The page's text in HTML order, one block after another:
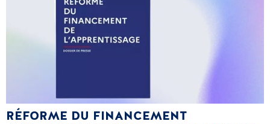
RÉFORME DU FINANCEMENT